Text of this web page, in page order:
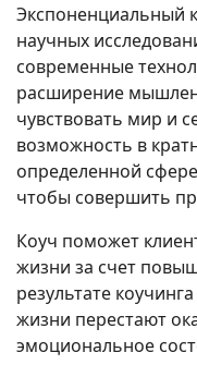
Экспоненциальный
научных
современные
расширение
чувствовать мир и
возможность в
определенной
чтобы совершить
Коуч поможет
жизни за счет
результате
жизни перестают
эмоциональное